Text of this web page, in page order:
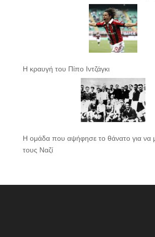
Η κραυγή του Πίπο Ιντζάγκι
Η ομάδα που αψήφησε το θάνατο για να
τους Ναζί